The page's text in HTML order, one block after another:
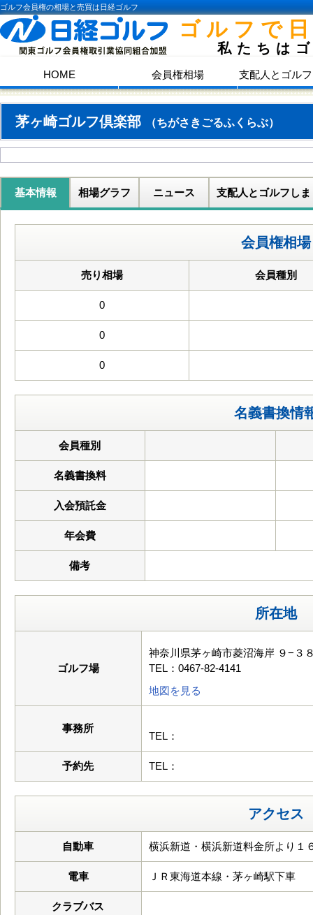
ゴルフ会員権の相場と売買は日経ゴルフ
ゴルフで
私たちは
HOME 会員権相場 支配人とゴル
茅ヶ崎ゴルフ倶楽部 （ちがさきごるふくらぶ）
基本情報 相場グラフ ニュース 支配人とゴルフしま
会員権相場
売り相場 会員種別
0
0
0
名義書換情
会員種別
名義書換料
入会預託金
年会費
備考
所在地
ゴルフ場
神奈川県茅ヶ崎市菱沼海岸 ９−３
TEL：0467-82-4141
地図を見る
事務所
TEL：
予約先 TEL：
アクセス
自動車 横浜新道・横浜新道料金所より１
電車 ＪＲ東海道本線・茅ヶ崎駅下車
クラブバス